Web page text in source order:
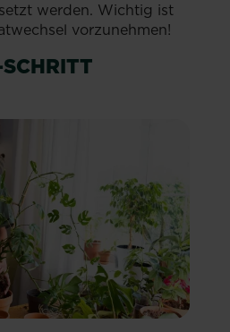
werden. Wichtig ist
vorzunehmen!